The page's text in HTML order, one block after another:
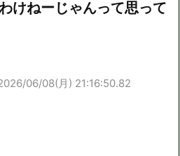
けねーじゃんって思って
06/08(月) 21:16:50.82